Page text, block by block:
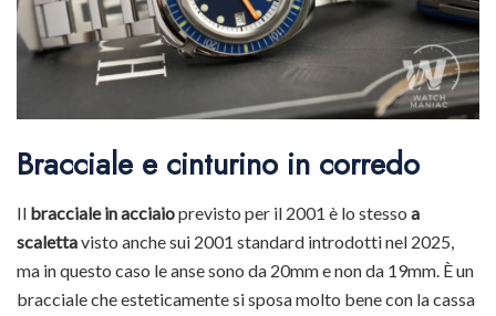
Bracciale e cinturino in corredo
Il bracciale in acciaioprevisto per il 2001 è lo stesso a
scalettavisto anche sui 2001 standard introdotti nel 2025,
ma in questo caso le anse sono da 20mm e non da 19mm. È un
bracciale che esteticamente si sposa molto bene con la cassa